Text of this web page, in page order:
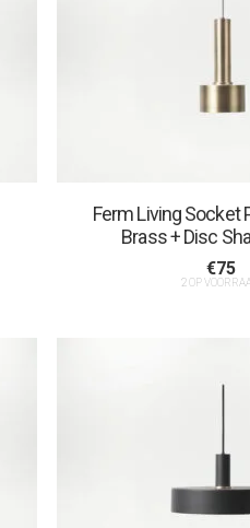
Ferm Living Socket
Brass + Disc
€75
2 OP